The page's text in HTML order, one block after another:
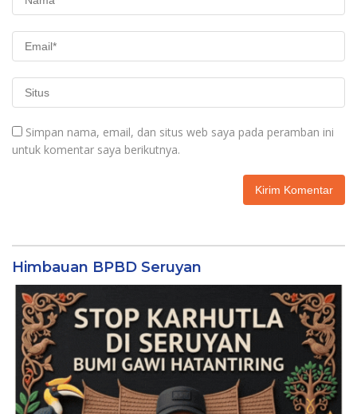
Simpan nama, email, dan situs web saya pada peramban ini
untuk komentar saya berikutnya.
Himbauan BPBD Seruyan